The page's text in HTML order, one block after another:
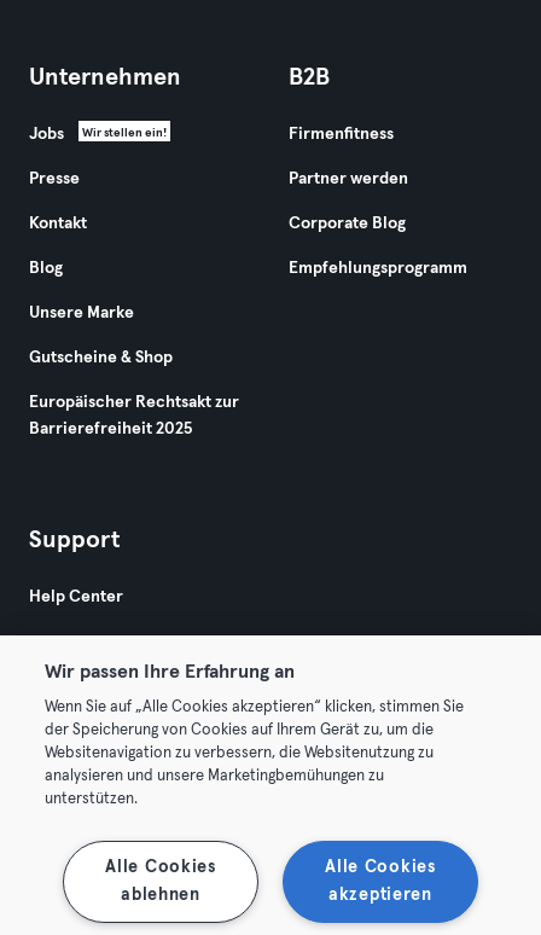
Unternehmen
Jobs Wir stellen ein!
Presse
Kontakt
Blog
Unsere Marke
Gutscheine & Shop
Europäischer Rechtsakt zur
Barrierefreiheit 2025
B2B
Firmenfitness
Partner werden
Corporate Blog
Empfehlungsprogramm
Support
Help Center
© 2026 Urban Sports Group GmbH. All rights reserved.
AGB Datenschutz
Vertrag hier kündigen Hier Verträge widerrufen
Wir passen Ihre Erfahrung an
Wenn Sie auf „Alle Cookies akzeptieren“ klicken, stimmen Sie
der Speicherung von Cookies auf Ihrem Gerät zu, um die
Websitenavigation zu verbessern, die Websitenutzung zu
analysieren und unsere Marketingbemühungen zu
unterstützen.
Alle Cookies
akzeptieren
Alle Cookies
ablehnen